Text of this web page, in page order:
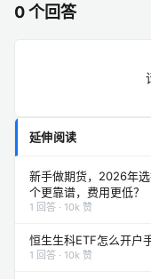
0 个回答
延伸阅读
新手做期货，2026年
个更靠谱，费用更低？
1 回答 · 10k 赞
恒生生科ETF怎么开户
1 回答 · 10k 赞